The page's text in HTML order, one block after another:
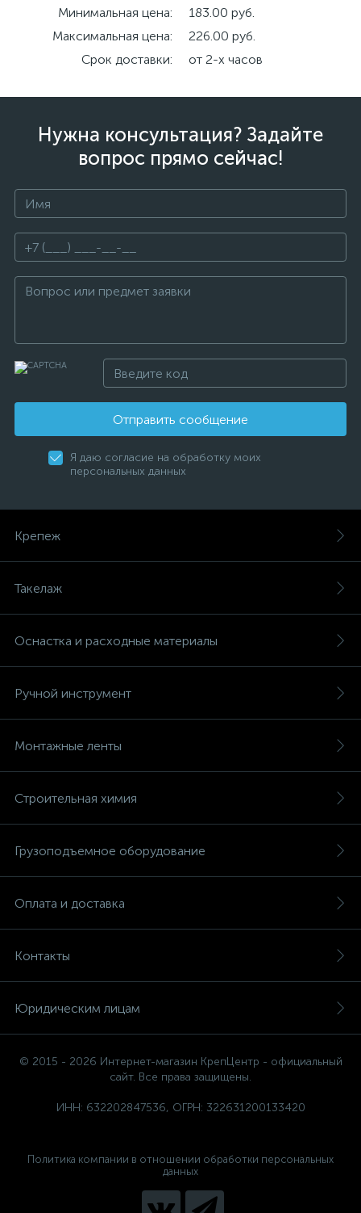
Минимальная цена:
183.00 руб.
Максимальная цена:
226.00 руб.
Срок доставки:
от 2-х часов
Нужна консультация? Задайте
вопрос прямо сейчас!
Отправить сообщение
Я даю согласие на обработку моих
персональных данных
Крепеж
Такелаж
Оснастка и расходные материалы
Ручной инструмент
Монтажные ленты
Строительная химия
Грузоподъемное оборудование
Оплата и доставка
Контакты
Юридическим лицам
© 2015 - 2026 Интернет-магазин КрепЦентр - официальный
сайт. Все права защищены.
ИНН: 632202847536, ОГРН: 322631200133420
Политика компании в отношении обработки персональных
данных